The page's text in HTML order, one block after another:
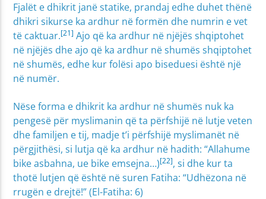
Fjalët e dhikrit janë statike, prandaj edhe duhet thënë
dhikri sikurse ka ardhur në formën dhe numrin e vet
të caktuar.[21] Ajo që ka ardhur në njëjës shqiptohet
në njëjës dhe ajo që ka ardhur në shumës shqiptohet
në shumës, edhe kur folësi apo biseduesi është një
në numër.
Nëse forma e dhikrit ka ardhur në shumës nuk ka
pengesë për myslimanin që ta përfshijë në lutje veten
dhe familjen e tij, madje t’i përfshijë myslimanët në
përgjithësi, si lutja që ka ardhur në hadith: “Allahume
bike asbahna, ue bike emsejna…)[22], si dhe kur ta
thotë lutjen që është në suren Fatiha: “Udhëzona në
rrugën e drejtë!” (El-Fatiha: 6)